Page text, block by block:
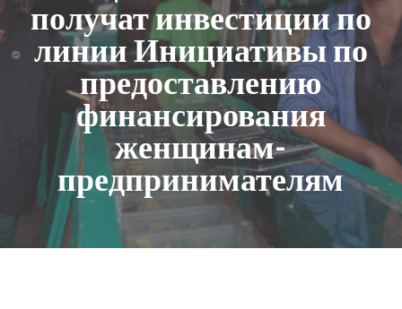
получат инвестиции по
линии Инициативы по
предоставлению
финансирования
женщинам-
предпринимателям